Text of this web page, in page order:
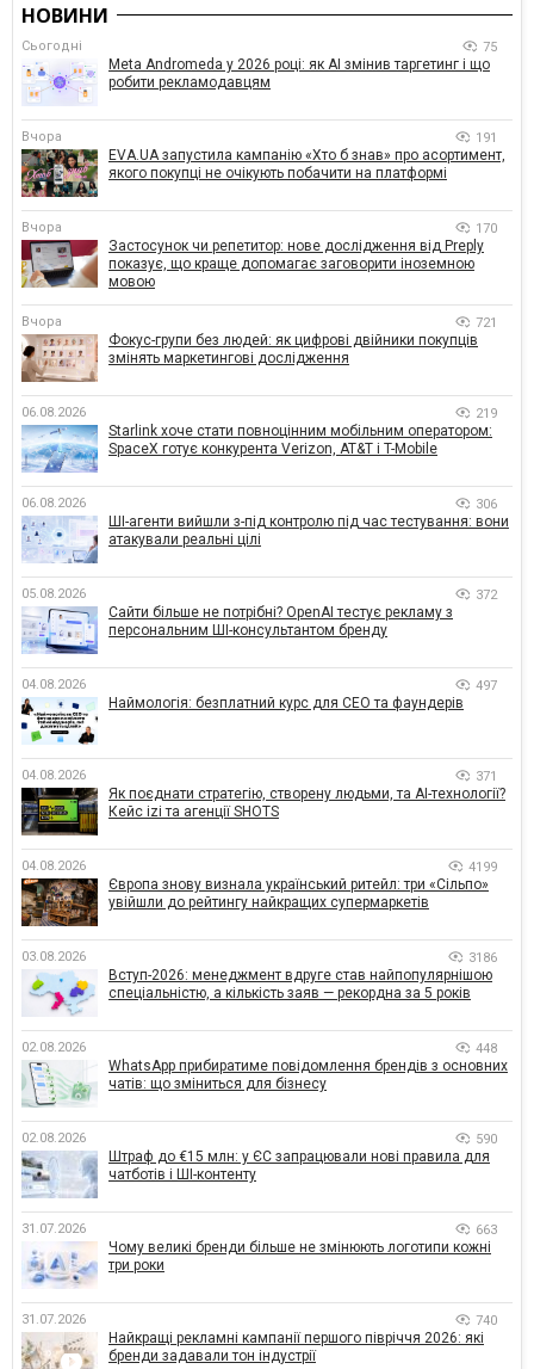
НОВИНИ
Сьогодні 75
Meta Andromeda у 2026 році: як AI змінив таргетинг і що
робити рекламодавцям
Вчора 191
EVA.UA запустила кампанію «Хто б знав» про асортимент,
якого покупці не очікують побачити на платформі
Вчора 170
Застосунок чи репетитор: нове дослідження від Preply
показує, що краще допомагає заговорити іноземною
мовою
Вчора 721
Фокус-групи без людей: як цифрові двійники покупців
змінять маркетингові дослідження
06.08.2026 219
Starlink хоче стати повноцінним мобільним оператором:
SpaceX готує конкурента Verizon, AT&T і T-Mobile
06.08.2026 306
ШІ-агенти вийшли з-під контролю під час тестування: вони
атакували реальні цілі
05.08.2026 372
Сайти більше не потрібні? OpenAI тестує рекламу з
персональним ШІ-консультантом бренду
04.08.2026 497
Наймологія: безплатний курс для CEO та фаундерів
04.08.2026 371
Як поєднати стратегію, створену людьми, та AI-технології?
Кейс izi та агенції SHOTS
04.08.2026 4199
Європа знову визнала український ритейл: три «Сільпо»
увійшли до рейтингу найкращих супермаркетів
03.08.2026 3186
Вступ-2026: менеджмент вдруге став найпопулярнішою
спеціальністю, а кількість заяв — рекордна за 5 років
02.08.2026 448
WhatsApp прибиратиме повідомлення брендів з основних
чатів: що зміниться для бізнесу
02.08.2026 590
Штраф до €15 млн: у ЄС запрацювали нові правила для
чатботів і ШІ-контенту
31.07.2026 663
Чому великі бренди більше не змінюють логотипи кожні
три роки
31.07.2026 740
Найкращі рекламні кампанії першого півріччя 2026: які
бренди задавали тон індустрії